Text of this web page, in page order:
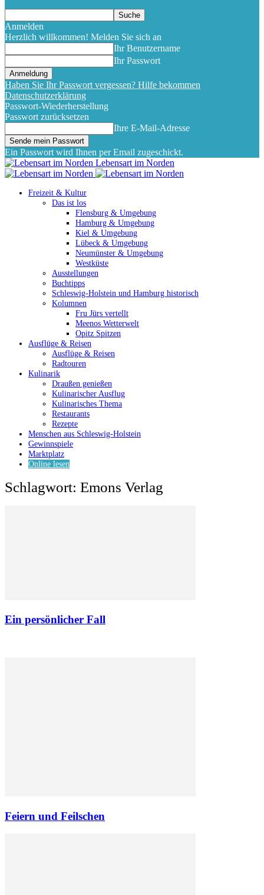
Anmelden
Herzlich willkommen! Melden Sie sich an
Ihr Benutzername
Ihr Passwort
Haben Sie Ihr Passwort vergessen? Hilfe bekommen
Datenschutzerklärung
Passwort-Wiederherstellung
Passwort zurücksetzen
Ihre E-Mail-Adresse
Ein Passwort wird Ihnen per Email zugeschickt.
Lebensart im Norden
Freizeit & Kultur
Das ist los
Flensburg & Umgebung
Hamburg & Umgebung
Kiel & Umgebung
Lübeck & Umgebung
Neumünster & Umgebung
Westküste
Ausstellungen
Buchtipps
Schleswig-Holstein und Hamburg historisch
Kolumnen
Fru Jürs vertellt
Meenos Wetterwelt
Opitz Spitzen
Ausflüge & Reisen
Ausflüge & Reisen
Radtouren
Kulinarik
Draußen genießen
Kulinarischer Ausflug
Kulinarisches Thema
Restaurants
Rezepte
Menschen aus Schleswig-Holstein
Gewinnspiele
Marktplatz
Online lesen
Schlagwort: Emons Verlag
Ein persönlicher Fall
Feiern und Feilschen